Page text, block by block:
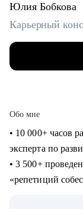
Юлия Бобкова
Карьерный
Обо мне
• 10 000+ часов
эксперта по
• 3 500+
«репетиций